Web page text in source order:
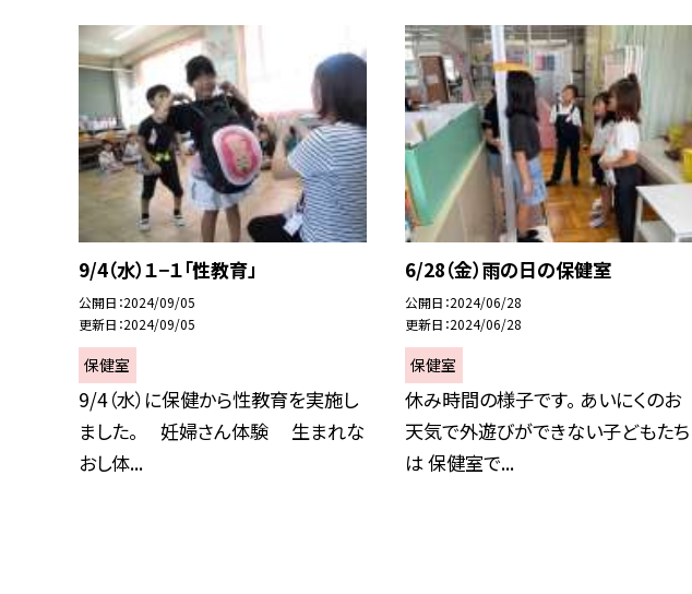
9/4（水）１−１「性教育」
公開日 2024/09/05
更新日 2024/09/05
保健室
9/4（水）に保健から性教育を実施し
ました。 妊婦さん体験 生まれな
おし体...
6/28（金）雨の日の保健室
公開日 2024/06/28
更新日 2024/06/28
保健室
休み時間の様子です。 あいにくのお
天気で外遊びができない子どもたち
は 保健室で...